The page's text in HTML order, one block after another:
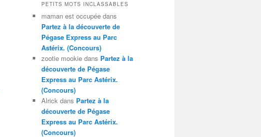
PETITS MOTS INCLASSABLES
maman est occupée dans
Partez à la découverte de
Pégase Express au Parc
Astérix. (Concours)
zootie mookie dans Partez à la
découverte de Pégase
Express au Parc Astérix.
(Concours)
Alrick dans Partez à la
découverte de Pégase
Express au Parc Astérix.
(Concours)